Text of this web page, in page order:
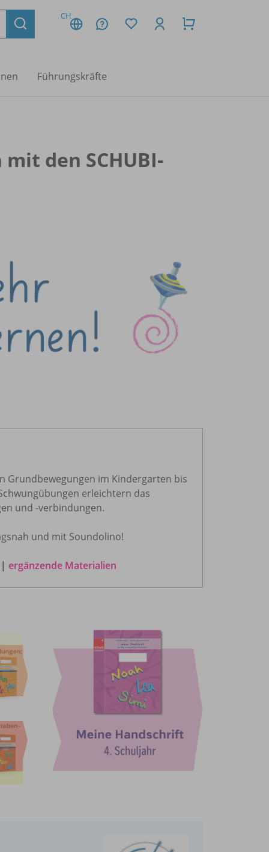
CH
Führungskräfte
den SCHUBI-
Grundbewegungen im Kindergarten bis
erleichtern das
und -verbindungen.
und mit Soundolino!
| ergänzende Materialien